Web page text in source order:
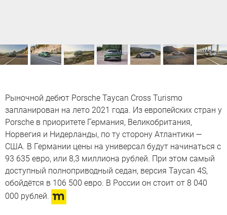
Рыночной дебют Porsche Taycan Cross Turismo
запланирован на лето 2021 года. Из европейских стран у
Porsche в приоритете Германия, Великобритания,
Норвегия и Нидерланды, по ту сторону Атлантики —
США. В Германии цены на универсал будут начинаться с
93 635 евро, или 8,3 миллиона рублей. При этом самый
доступный полноприводный седан, версия Taycan 4S,
обойдётся в 106 500 евро. В России он стоит от 8 040
000 рублей.